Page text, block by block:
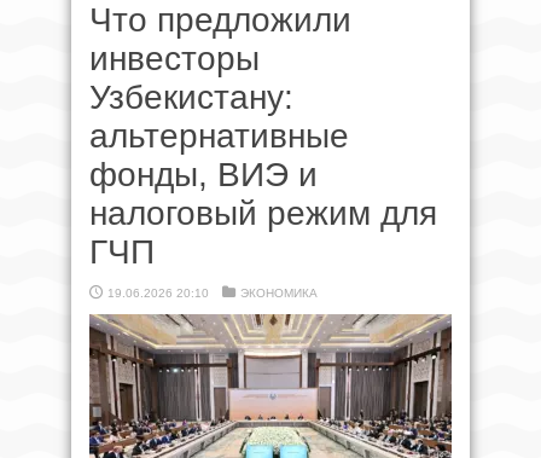
Что предложили
инвесторы
Узбекистану:
альтернативные
фонды, ВИЭ и
налоговый режим для
ГЧП
19.06.2026 20:10 ЭКОНОМИКА